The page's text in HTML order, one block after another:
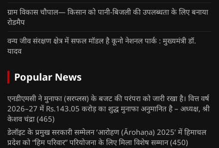
ग्राम विकास चौपाल— किसान को पानी-बिजली की उपलब्धता के लिए बनाया
रोडमैप
वन्य जीव संरक्षण क्षेत्र में सफल मॉडल है कूनो नेशनल पार्क : मुख्यमंत्री डॉ.
यादव
Popular News
एनडीएमसी ने मुनाफा (सरप्लस) के बजट की परंपरा को जारी रखा है। वित्त वर्ष
2026–27 में Rs.143.05 करोड़ का शुद्ध मुनाफा अनुमानित है – अध्यक्ष, श्री
केशव चंद्रा (465)
डेलॉइट के प्रमुख सरकारी सम्मेलन ‘आरोहण (Ārohaṇa) 2025’ में हिमाचल
प्रदेश को “हिम परिवार” परियोजना के लिए मिला विशेष सम्मान (450)